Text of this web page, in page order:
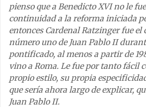
pienso que a Benedicto XVI no le
continuidad a la reforma iniciada
entonces Cardenal Ratzinger fue el
número uno de Juan Pablo II
pontificado, al menos a partir de
vino a Roma. Le fue por tanto fácil
propio estilo, su propia
que sería ahora largo de explicar,
Juan Pablo II.